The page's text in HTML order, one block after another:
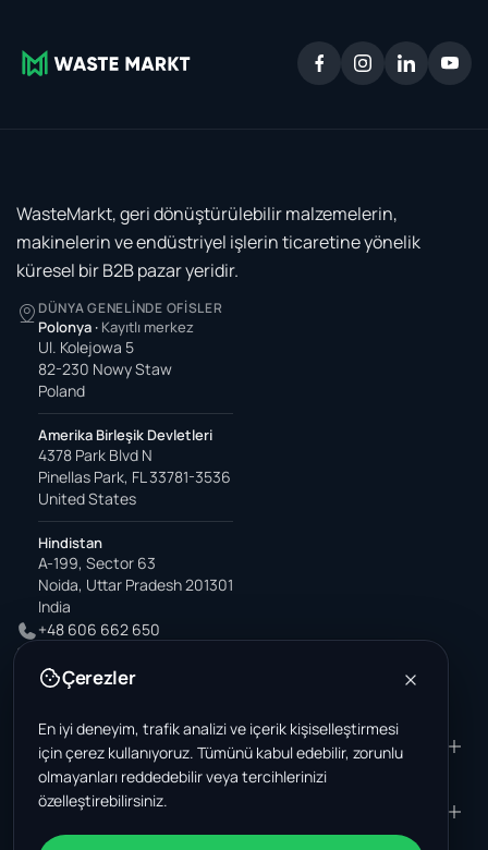
WasteMarkt, geri dönüştürülebilir malzemelerin,
makinelerin ve endüstriyel işlerin ticaretine yönelik
küresel bir B2B pazar yeridir.
DÜNYA GENELINDE OFISLER
Polonya · Kayıtlı merkez
Ul. Kolejowa 5
82-230 Nowy Staw
Poland
Amerika Birleşik Devletleri
4378 Park Blvd N
Pinellas Park, FL 33781-3536
United States
Hindistan
A-199, Sector 63
Noida, Uttar Pradesh 201301
India
+48 606 662 650
office@wastemarkt.com
ÜRÜN
Pazar yeri
Malzemeler - satış
Malzemeler - satın alma
RESOURCES
Supplier Academy
ŞIRKET
Hakkımızda
Çerezler
En iyi deneyim, trafik analizi ve içerik kişiselleştirmesi
için çerez kullanıyoruz. Tümünü kabul edebilir, zorunlu
olmayanları reddedebilir veya tercihlerinizi
özelleştirebilirsiniz.